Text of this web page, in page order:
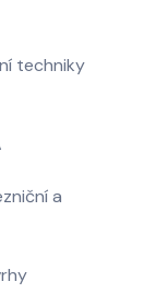
techniky
a